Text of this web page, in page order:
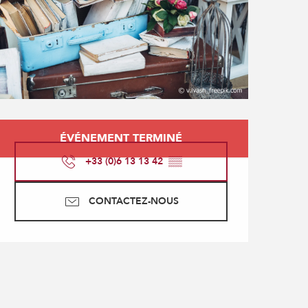
et
ÉVÉNEMENT TERMINÉ
+33 (0)6 13 13 42▒▒
CONTACTEZ-NOUS